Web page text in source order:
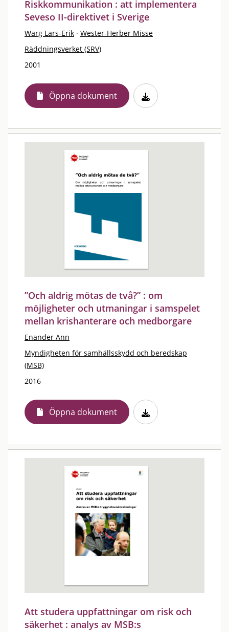
Riskkommunikation : att implementera
Seveso II-direktivet i Sverige
Warg Lars-Erik · Wester-Herber Misse
Räddningsverket (SRV)
2001
Öppna dokument
”Och aldrig mötas de två?” : om
möjligheter och utmaningar i samspelet
mellan krishanterare och medborgare
Enander Ann
Myndigheten för samhällsskydd och beredskap
(MSB)
2016
Öppna dokument
Att studera uppfattningar om risk och
säkerhet : analys av MSB:s